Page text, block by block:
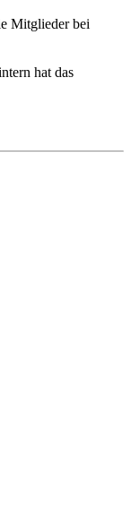
Mitglieder bei
hat das